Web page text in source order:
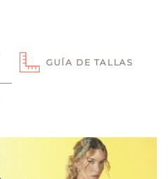
GUÍA DE TALLAS